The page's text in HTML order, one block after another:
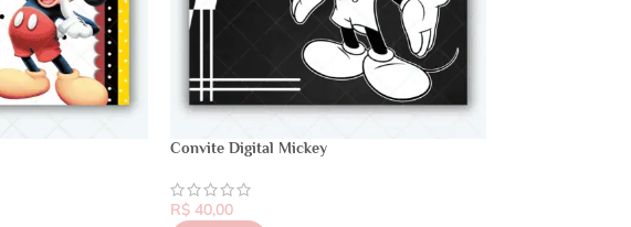
Convite Digital Mickey
R$ 40,00